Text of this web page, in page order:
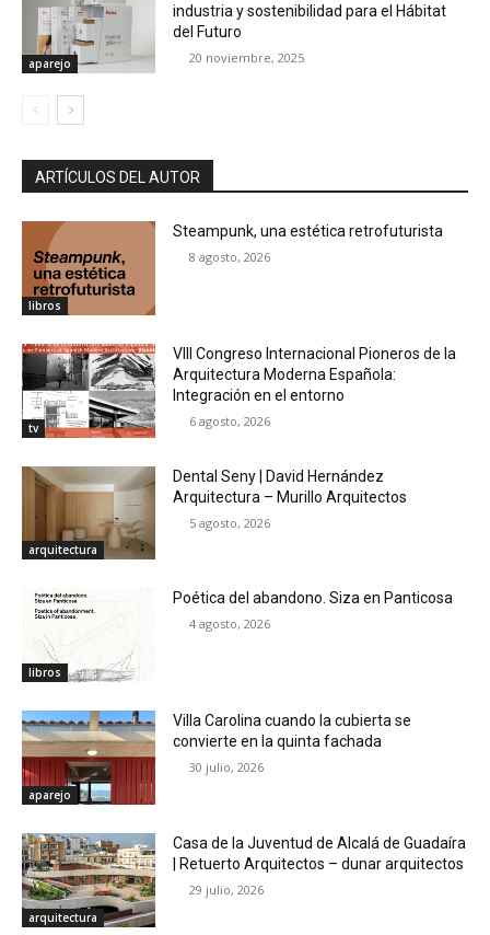
aparejo
industria y sostenibilidad para el Hábitat
del Futuro
20 noviembre, 2025
ARTÍCULOS DEL AUTOR
libros
Steampunk, una estética retrofuturista
8 agosto, 2026
tv
VIII Congreso Internacional Pioneros de la
Arquitectura Moderna Española:
Integración en el entorno
6 agosto, 2026
arquitectura
Dental Seny | David Hernández
Arquitectura – Murillo Arquitectos
5 agosto, 2026
libros
Poética del abandono. Siza en Panticosa
4 agosto, 2026
aparejo
Villa Carolina cuando la cubierta se
convierte en la quinta fachada
30 julio, 2026
arquitectura
Casa de la Juventud de Alcalá de Guadaíra
| Retuerto Arquitectos – dunar arquitectos
29 julio, 2026